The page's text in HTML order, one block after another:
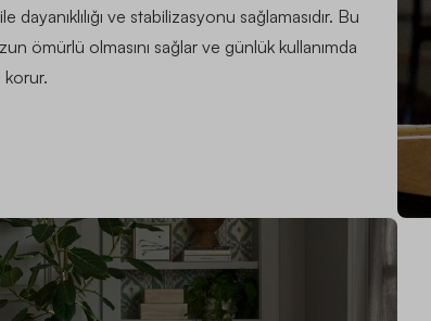
dayanıklılığı ve stabilizasyonu sağlamasıdır. Bu
ömürlü olmasını sağlar ve günlük kullanımda
korur.